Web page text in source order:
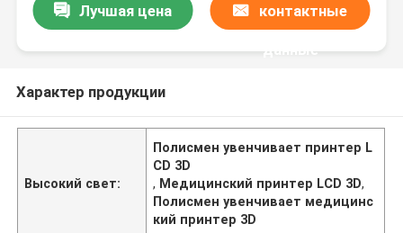
Лучшая цена контактные
данные
Характер продукции
Высокий свет:
Полисмен увенчивает принтер L
CD 3D
, Медицинский принтер LCD 3D,
Полисмен увенчивает медицинс
кий принтер 3D